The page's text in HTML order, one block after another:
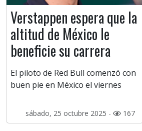
Verstappen espera que la
altitud de México le
beneficie su carrera
El piloto de Red Bull comenzó con
buen pie en México el viernes
sábado, 25 octubre 2025 - 167